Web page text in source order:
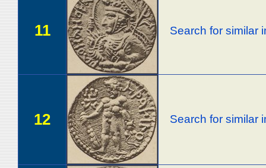
11 Search for similar
12 Search for similar